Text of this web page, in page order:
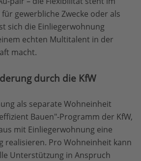
gewerbliche Zwecke oder als
sich die Einliegerwohnung
echten Multitalent in der
macht.
durch die KfW
als separate Wohneinheit
Bauen"-Programm der KfW,
mit Einliegerwohnung eine
realisieren. Pro Wohneinheit kann
Unterstützung in Anspruch